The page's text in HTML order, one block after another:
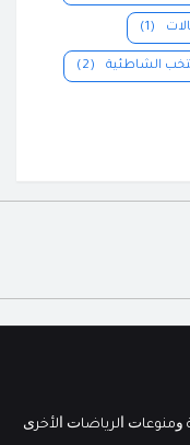
(1)
الشاطئية (2)
ﻭﻣﻨﻮﻋﺎﺕ ﺍﻟﺮﻳﺎﺿﺎﺕ ﺍﻷﺧﺮﻯ